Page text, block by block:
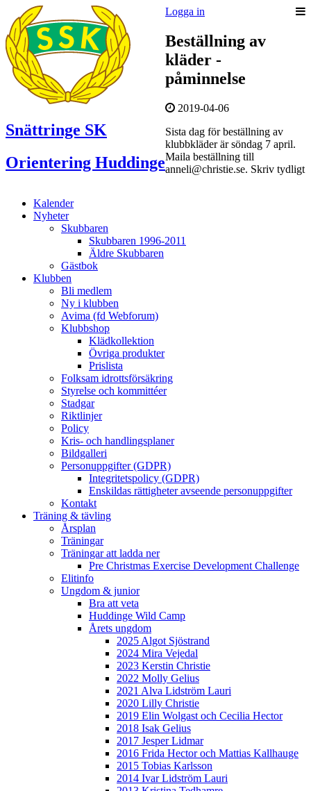
Logga in
Snättringe SK
Orientering Huddinge
Kalender
Nyheter
Skubbaren
Skubbaren 1996-2011
Äldre Skubbaren
Gästbok
Klubben
Bli medlem
Ny i klubben
Avima (fd Webforum)
Klubbshop
Klädkollektion
Övriga produkter
Prislista
Folksam idrottsförsäkring
Styrelse och kommittéer
Stadgar
Riktlinjer
Policy
Kris- och handlingsplaner
Bildgalleri
Personuppgifter (GDPR)
Integritetspolicy (GDPR)
Enskildas rättigheter avseende personuppgifter
Kontakt
Träning & tävling
Årsplan
Träningar
Träningar att ladda ner
Pre Christmas Exercise Development Challenge
Elitinfo
Ungdom & junior
Bra att veta
Huddinge Wild Camp
Årets ungdom
2025 Algot Sjöstrand
2024 Mira Vejedal
2023 Kerstin Christie
2022 Molly Gelius
2021 Alva Lidström Lauri
2020 Lilly Christie
2019 Elin Wolgast och Cecilia Hector
2018 Isak Gelius
2017 Jesper Lidmar
2016 Frida Hector och Mattias Kallhauge
2015 Tobias Karlsson
2014 Ivar Lidström Lauri
Beställning av
kläder -
påminnelse
2019-04-06
Sista dag för beställning av
klubbkläder är söndag 7 april.
Maila beställning till
anneli@christie.se. Skriv tydligt